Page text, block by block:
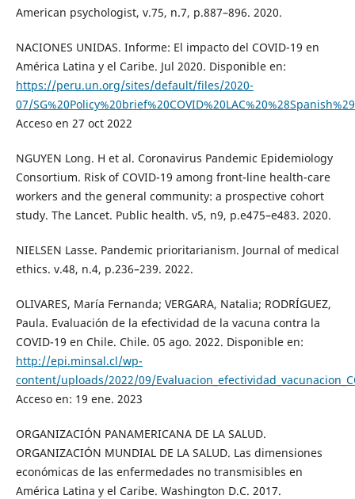
American psychologist, v.75, n.7, p.887–896. 2020.
NACIONES UNIDAS. Informe: El impacto del COVID-19 en
América Latina y el Caribe. Jul 2020. Disponible en:
https://peru.un.org/sites/default/files/2020-
07/
Acceso en 27 oct 2022
NGUYEN Long. H et al. Coronavirus Pandemic Epidemiology
Consortium. Risk of COVID-19 among front-line health-care
workers and the general community: a prospective cohort
study. The Lancet. Public health. v5, n9, p.e475–e483. 2020.
NIELSEN Lasse. Pandemic prioritarianism. Journal of medical
ethics. v.48, n.4, p.236–239. 2022.
OLIVARES, María Fernanda; VERGARA, Natalia; RODRÍGUEZ,
Paula. Evaluación de la efectividad de la vacuna contra la
COVID-19 en Chile. Chile. 05 ago. 2022. Disponible en:
http://epi.minsal.cl/wp-
content/uploads/2022/09/
Acceso en: 19 ene. 2023
ORGANIZACIÓN PANAMERICANA DE LA SALUD.
ORGANIZACIÓN MUNDIAL DE LA SALUD. Las dimensiones
económicas de las enfermedades no transmisibles en
América Latina y el Caribe. Washington D.C. 2017.